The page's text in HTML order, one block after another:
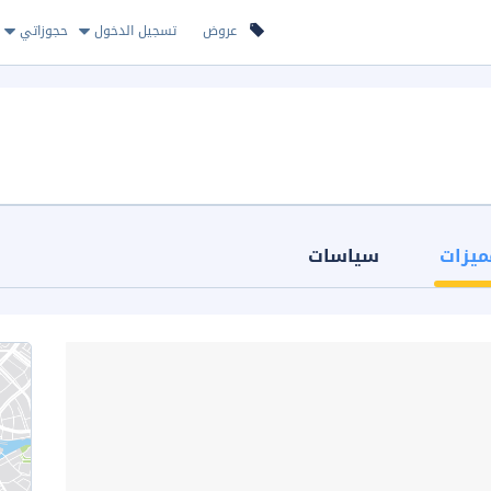
عروض تسجيل الدخول حجوزاتي
سياسات